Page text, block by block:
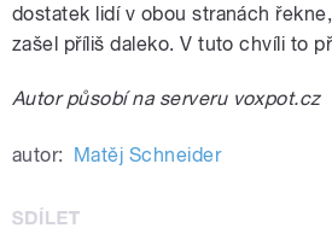
dostatek lidí v obou stranách
zašel příliš daleko. V tuto chvíli to
Autor působí na serveru voxpot.cz
autor: Matěj Schneider